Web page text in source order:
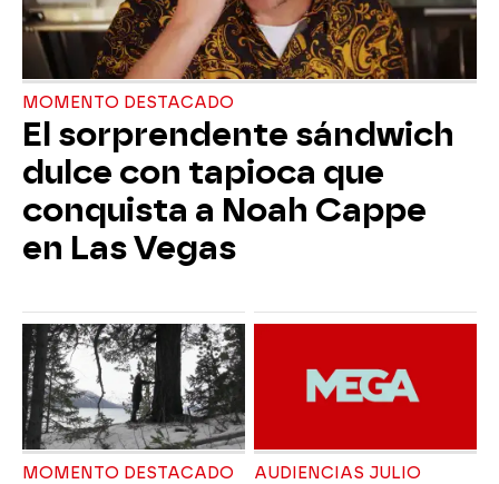
MOMENTO DESTACADO
El sorprendente sándwich
dulce con tapioca que
conquista a Noah Cappe
en Las Vegas
MOMENTO DESTACADO AUDIENCIAS JULIO